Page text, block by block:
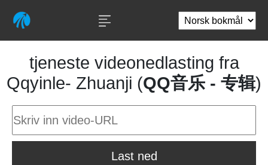
tjeneste videonedlasting fra
Qqyinle- Zhuanji (QQ音乐 - 专辑)
Last ned